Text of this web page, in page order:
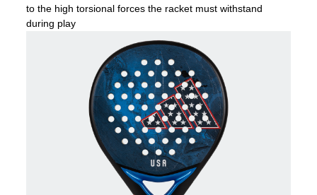
to the high torsional forces the racket must withstand
during play